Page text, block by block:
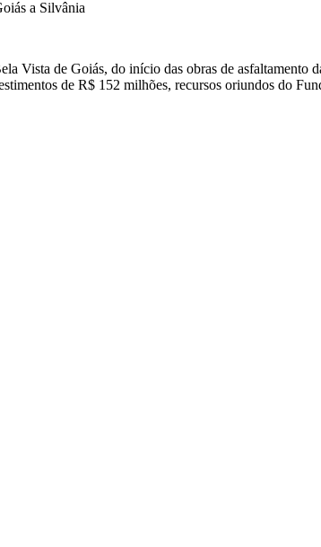
Vista de Goiás, do início das obras de
de R$ 152 milhões, recursos oriundos do